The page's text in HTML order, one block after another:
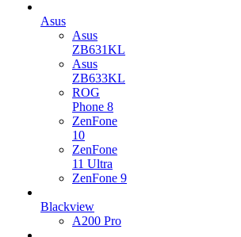
Asus
Asus
ZB631KL
Asus
ZB633KL
ROG
Phone 8
ZenFone
10
ZenFone
11 Ultra
ZenFone 9
Blackview
A200 Pro